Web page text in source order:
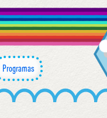
Programas